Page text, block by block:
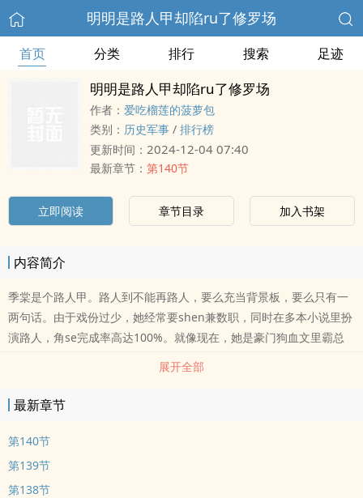
明明是路人甲却陷ru了修罗场
首页 分类 排行 搜索 足迹
明明是路人甲却陷ru了修罗场
作者： 爱吃榴莲的菠萝包
类别： 历史军事 / 排行榜
更新时间： 2024-12-04 07:40
最新章节： 第140节
立即阅读 章节目录 加入书架
内容简介
季棠是个路人甲。路人到不能再路人，要么充当背景板，要么只有一
两句话。由于戏份过少，她经常要shen兼数职，同时在多本小说里扮
演路人，角se完成率高达100%。就像现在，她是豪门狗血文里霸总
展开全部
最新章节
第140节
第139节
第138节